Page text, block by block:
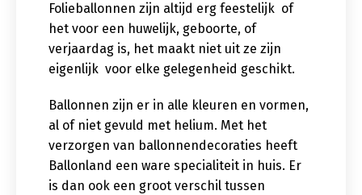
Folieballonnen zijn altijd erg feestelijk of
het voor een huwelijk, geboorte, of
verjaardag is, het maakt niet uit ze zijn
eigenlijk voor elke gelegenheid geschikt.
Ballonnen zijn er in alle kleuren en vormen,
al of niet gevuld met helium. Met het
verzorgen van ballonnendecoraties heeft
Ballonland een ware specialiteit in huis. Er
is dan ook een groot verschil tussen